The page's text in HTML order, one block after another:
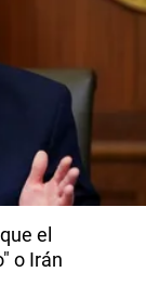
el
o Irán